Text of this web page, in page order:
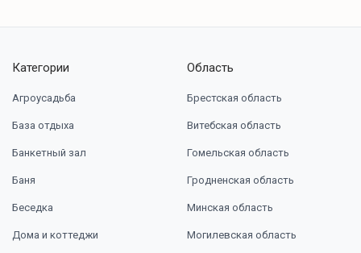
Категории
Агроусадьба
База отдыха
Банкетный зал
Баня
Беседка
Дома и коттеджи
Область
Брестская область
Витебская область
Гомельская область
Гродненская область
Минская область
Могилевская область